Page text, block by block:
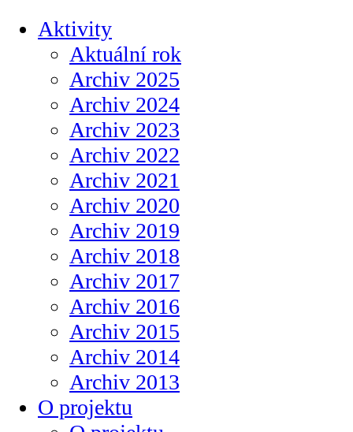
Aktivity
Aktuální rok
Archiv 2025
Archiv 2024
Archiv 2023
Archiv 2022
Archiv 2021
Archiv 2020
Archiv 2019
Archiv 2018
Archiv 2017
Archiv 2016
Archiv 2015
Archiv 2014
Archiv 2013
O projektu